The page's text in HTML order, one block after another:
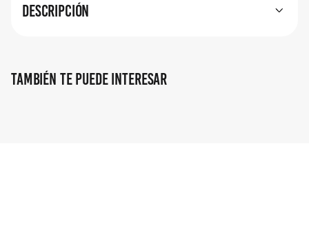
Descripción
También te puede interesar